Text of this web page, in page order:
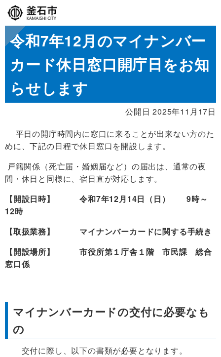
令和7年12月のマイナンバー
カード休日窓口開庁日をお知
らせします
公開日 2025年11月17日
平日の開庁時間内に窓口に来ることが出来ない方のた
めに、下記の日程で休日窓口を開設します。
戸籍関係（死亡届・婚姻届など）の届出は、通常の夜
間・休日と同様に、宿日直が対応します。
【開設日時】 令和7年12月14日（日） 9時～
12時
【取扱業務】 マイナンバーカードに関する手続き
【開設場所】 市役所第１庁舎１階 市民課 総合
窓口係
マイナンバーカードの交付に必要なも
の
交付に際し、以下の書類が必要となります。